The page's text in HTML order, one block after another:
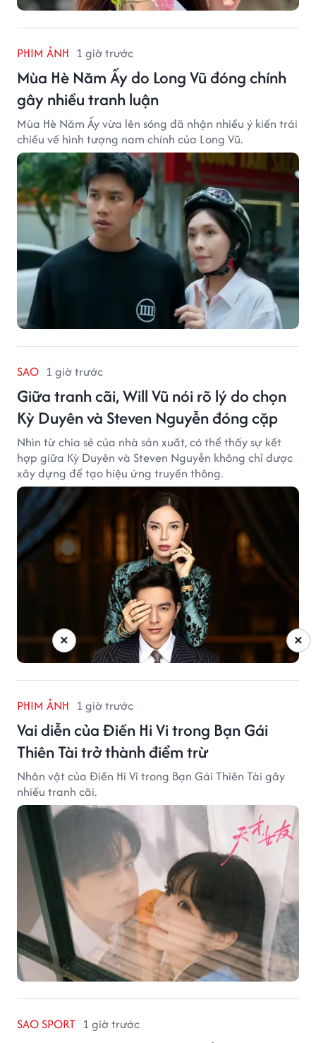
PHIM ẢNH 1 giờ trước
Mùa Hè Năm Ấy do Long Vũ đóng chính
gây nhiều tranh luận
Mùa Hè Năm Ấy vừa lên sóng đã nhận nhiều ý kiến trái
chiều về hình tượng nam chính của Long Vũ.
SAO 1 giờ trước
Giữa tranh cãi, Will Vũ nói rõ lý do chọn
Kỳ Duyên và Steven Nguyễn đóng cặp
Nhìn từ chia sẻ của nhà sản xuất, có thể thấy sự kết
hợp giữa Kỳ Duyên và Steven Nguyễn không chỉ được
xây dựng để tạo hiệu ứng truyền thông.
PHIM ẢNH 1 giờ trước
Vai diễn của Điền Hi Vi trong Bạn Gái
Thiên Tài trở thành điểm trừ
Nhân vật của Điền Hi Vi trong Bạn Gái Thiên Tài gây
nhiều tranh cãi.
SAO SPORT 1 giờ trước
×
×